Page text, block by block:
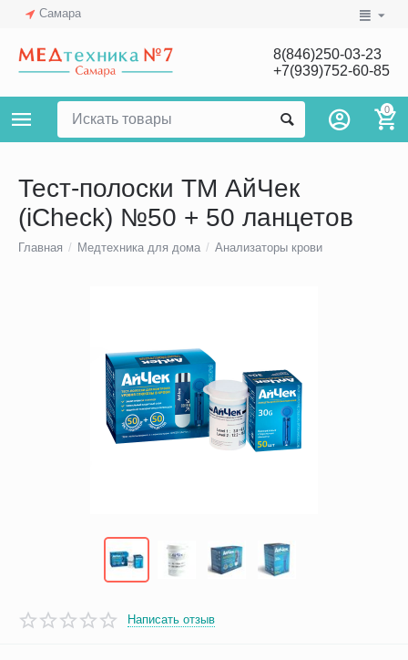
Самара
8(846)250-03-23
+7(939)752-60-85
0
Тест-полоски ТМ АйЧек
(iCheck) №50 + 50 ланцетов
Главная / Медтехника для дома / Анализаторы крови
Написать отзыв